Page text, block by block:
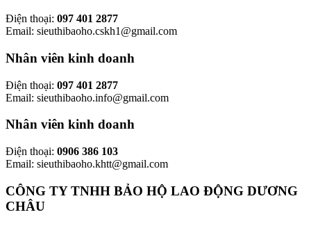
Điện thoại: 097 401 2877
Email: sieuthibaoho.cskh1@gmail.com
Nhân viên kinh doanh
Điện thoại: 097 401 2877
Email: sieuthibaoho.info@gmail.com
Nhân viên kinh doanh
Điện thoại: 0906 386 103
Email: sieuthibaoho.khtt@gmail.com
CÔNG TY TNHH BẢO HỘ LAO ĐỘNG DƯƠNG
CHÂU